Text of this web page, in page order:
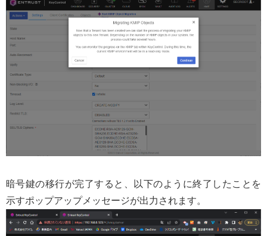
暗号鍵の移行が完了すると、以下のように終了したことを
示すポップアップメッセージが出力されます。